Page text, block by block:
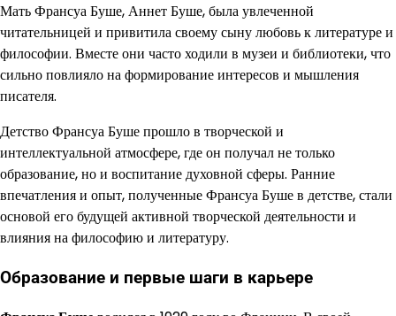
Мать Франсуа Буше, Аннет Буше, была увлеченной
читательницей и привитила своему сыну любовь к литературе и
философии. Вместе они часто ходили в музеи и библиотеки, что
сильно повлияло на формирование интересов и мышления
писателя.
Детство Франсуа Буше прошло в творческой и
интеллектуальной атмосфере, где он получал не только
образование, но и воспитание духовной сферы. Ранние
впечатления и опыт, полученные Франсуа Буше в детстве, стали
основой его будущей активной творческой деятельности и
влияния на философию и литературу.
Образование и первые шаги в карьере